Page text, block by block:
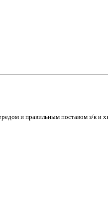
и правильным поставом з/к